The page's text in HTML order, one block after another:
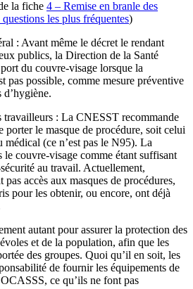
la fiche 4 – Remise en branle des
les plus fréquentes)
: Avant même le décret le rendant
publics, la Direction de la Santé
du couvre-visage lorsque la
pas possible, comme mesure préventive
d’hygiène.
travailleurs : La CNESST recommande
porter le masque de procédure, soit celui
médical (ce n’est pas le N95). La
couvre-visage comme étant suffisant
au travail. Actuellement,
pas accès aux masques de procédures,
pour les obtenir, ou encore, ont déjà
autant pour assurer la protection des
et de la population, afin que les
des groupes. Quoi qu’il en soit, les
de fournir les équipements de
ce qu’ils ne font pas